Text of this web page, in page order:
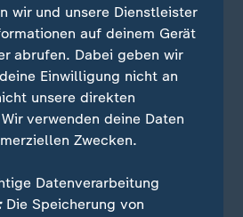
und Berlin
und Uelzen ist seit
eingeschränkt befahrbar,
am Abend. Die Züge zwischen
demnach wieder regulär.
umfangreichen Schäden
stattfinden, werden die
und Hannover umgeleitet",
wir und unsere Dienstleister
auf deinem Gerät
abrufen. Dabei geben wir
Einwilligung nicht an
unsere direkten
verwenden deine Daten
Zwecken.
Datenverarbeitung
Die Speicherung von